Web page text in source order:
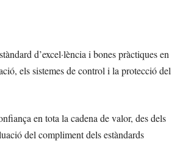
d’excel·lència i bones pràctiques en
els sistemes de control i la protecció del
en tota la cadena de valor, des dels
del compliment dels estàndards